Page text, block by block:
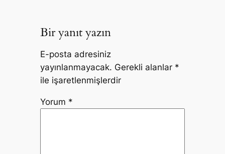
Bir yanıt yazın
E-posta adresiniz
yayınlanmayacak. Gerekli alanlar *
ile işaretlenmişlerdir
Yorum *